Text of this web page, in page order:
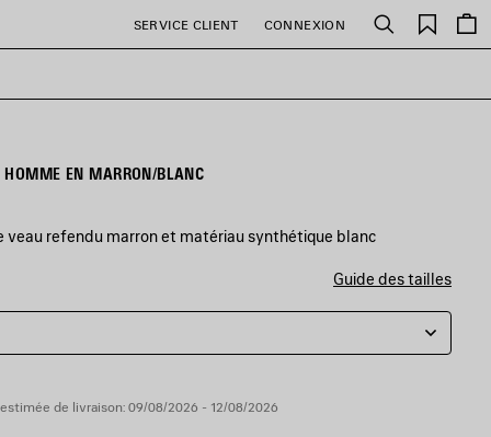
SERVICE CLIENT CONNEXION Rechercher
EN MARRON/BLANC
veau refendu marron et matériau synthétique blanc
Guide des tailles
de livraison: 09/08/2026 - 12/08/2026